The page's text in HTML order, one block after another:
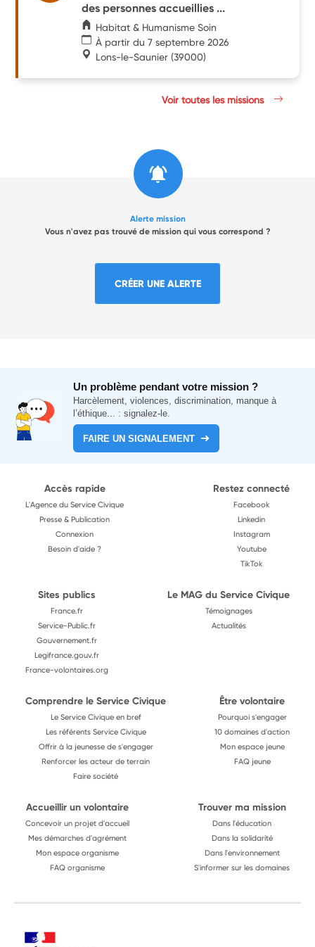
des personnes accueillies ...
Habitat & Humanisme Soin
À partir du 7 septembre 2026
Lons-le-Saunier (39000)
Voir toutes les missions
Alerte mission
Vous n'avez pas trouvé de mission qui vous correspond ?
CRÉER UNE ALERTE
Un problème pendant votre mission ?
Harcèlement, violences, discrimination, manque à
l’éthique... : signalez-le.
FAIRE UN SIGNALEMENT
Accès rapide
L'Agence du Service Civique
Presse & Publication
Connexion
Besoin d'aide ?
Restez connecté
Facebook
Linkedin
Instagram
Youtube
TikTok
Sites publics
France.fr
Service-Public.fr
Gouvernement.fr
Legifrance.gouv.fr
France-volontaires.org
Le MAG du Service Civique
Témoignages
Actualités
Comprendre le Service Civique
Le Service Civique en bref
Les référents Service Civique
Offrir à la jeunesse de s'engager
Renforcer les acteur de terrain
Faire société
Être volontaire
Pourquoi s'engager
10 domaines d'action
Mon espace jeune
FAQ jeune
Accueillir un volontaire
Concevoir un projet d'accueil
Mes démarches d'agrément
Mon espace organisme
FAQ organisme
Trouver ma mission
Dans l'éducation
Dans la solidarité
Dans l'environnement
S'informer sur les domaines